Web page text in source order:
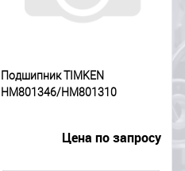
Подшипник TIMKEN
HM801346/HM801310
Цена по запросу